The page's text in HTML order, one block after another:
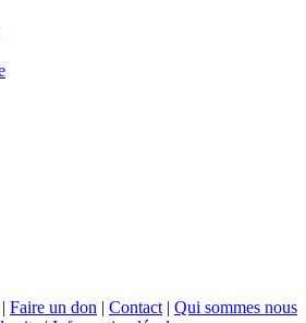
| Faire un don | Contact | Qui sommes nous